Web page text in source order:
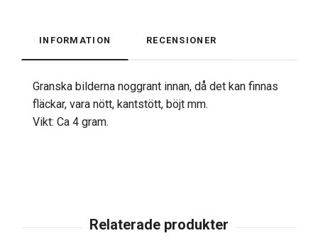
INFORMATION RECENSIONER
Granska bilderna noggrant innan, då det kan finnas
fläckar, vara nött, kantstött, böjt mm.
Vikt: Ca 4 gram.